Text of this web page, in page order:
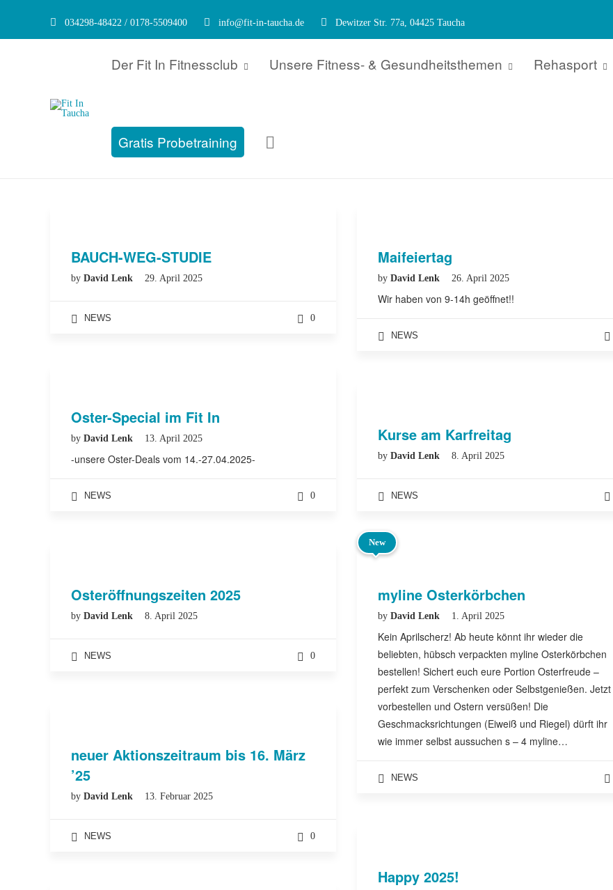
034298-48422 / 0178-5509400 info@fit-in-taucha.de Dewitzer Str. 77a, 04425 Taucha
Der Fit In Fitnessclub Unsere Fitness- & Gesundheitsthemen Rehasport
Gratis Probetraining
BAUCH-WEG-STUDIE
by David Lenk 29. April 2025
NEWS 0
Maifeiertag
by David Lenk 26. April 2025
Wir haben von 9-14h geöffnet!!
NEWS
Oster-Special im Fit In
by David Lenk 13. April 2025
-unsere Oster-Deals vom 14.-27.04.2025-
NEWS 0
Kurse am Karfreitag
by David Lenk 8. April 2025
NEWS
Osteröffnungszeiten 2025
by David Lenk 8. April 2025
NEWS 0
New
myline Osterkörbchen
by David Lenk 1. April 2025
Kein Aprilscherz! Ab heute könnt ihr wieder die
beliebten, hübsch verpackten myline Osterkörbchen
bestellen! Sichert euch eure Portion Osterfreude –
perfekt zum Verschenken oder Selbstgenießen. Jetzt
vorbestellen und Ostern versüßen! Die
Geschmacksrichtungen (Eiweiß und Riegel) dürft ihr
wie immer selbst aussuchen s – 4 myline…
NEWS
neuer Aktionszeitraum bis 16. März
’25
by David Lenk 13. Februar 2025
NEWS 0
Happy 2025!